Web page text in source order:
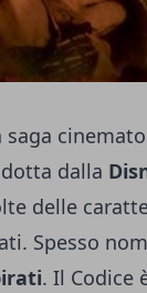
dalla
delle
Spesso
. Il Codice